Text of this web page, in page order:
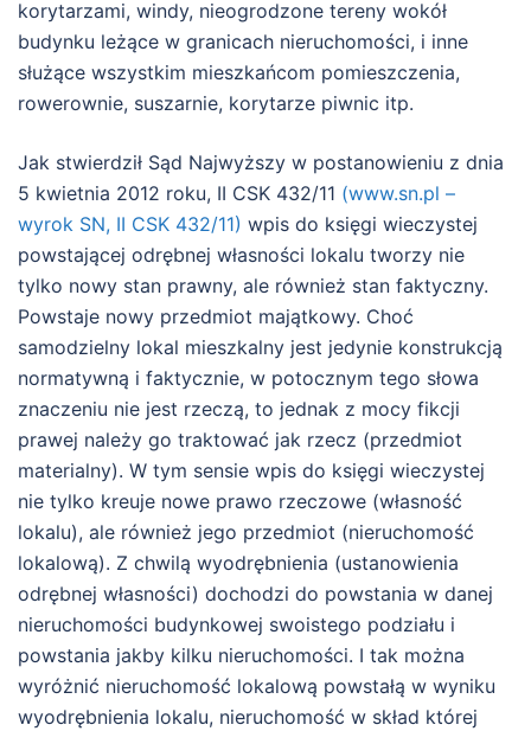
korytarzami, windy, nieogrodzone tereny wokół
budynku leżące w granicach nieruchomości, i inne
służące wszystkim mieszkańcom pomieszczenia,
rowerownie, suszarnie, korytarze piwnic itp.
Jak stwierdził Sąd Najwyższy w postanowieniu z dnia
5 kwietnia 2012 roku, II CSK 432/11 (www.sn.pl –
wyrok SN, II CSK 432/11) wpis do księgi wieczystej
powstającej odrębnej własności lokalu tworzy nie
tylko nowy stan prawny, ale również stan faktyczny.
Powstaje nowy przedmiot majątkowy. Choć
samodzielny lokal mieszkalny jest jedynie konstrukcją
normatywną i faktycznie, w potocznym tego słowa
znaczeniu nie jest rzeczą, to jednak z mocy fikcji
prawej należy go traktować jak rzecz (przedmiot
materialny). W tym sensie wpis do księgi wieczystej
nie tylko kreuje nowe prawo rzeczowe (własność
lokalu), ale również jego przedmiot (nieruchomość
lokalową). Z chwilą wyodrębnienia (ustanowienia
odrębnej własności) dochodzi do powstania w danej
nieruchomości budynkowej swoistego podziału i
powstania jakby kilku nieruchomości. I tak można
wyróżnić nieruchomość lokalową powstałą w wyniku
wyodrębnienia lokalu, nieruchomość w skład której